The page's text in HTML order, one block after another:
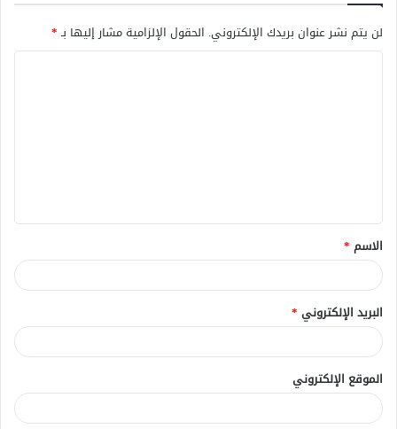
لن يتم نشر عنوان بريدك الإلكتروني. الحقول الإلزامية مشار إليها بـ*
ق
*
الاسم *
البريد الإلكتروني *
الموقع الإلكتروني